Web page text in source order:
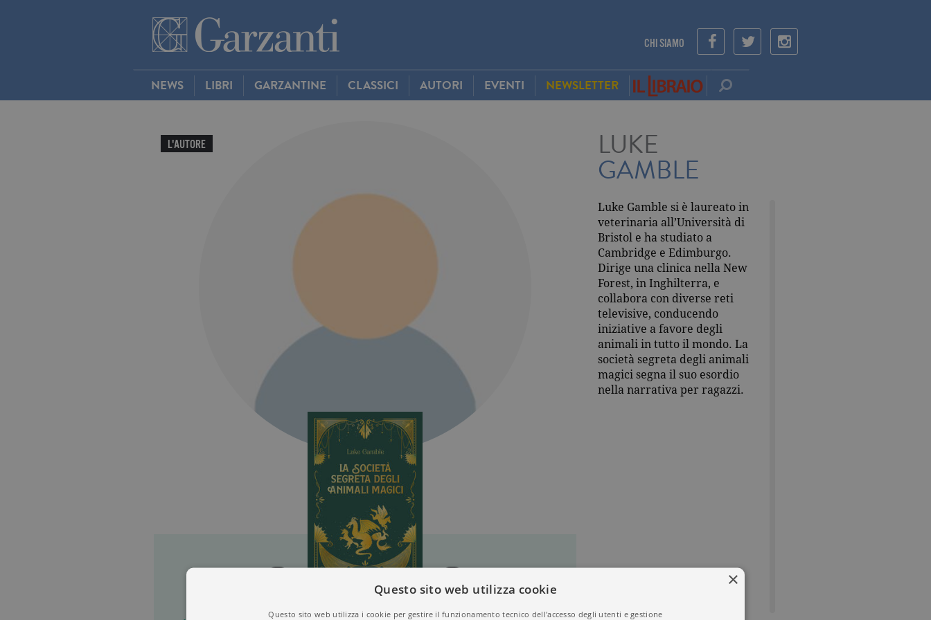
CHI SIAMO
NEWS LIBRI GARZANTINE CLASSICI AUTORI EVENTI NEWSLETTER
L'AUTORE LUKE
GAMBLE
Luke Gamble si è laureato in
veterinaria all’Università di
Bristol e ha studiato a
Cambridge e Edimburgo.
Dirige una clinica nella New
Forest, in Inghilterra, e
collabora con diverse reti
televisive, conducendo
iniziative a favore degli
animali in tutto il mondo. La
società segreta degli animali
magici segna il suo esordio
nella narrativa per ragazzi.
×
Questo sito web utilizza cookie
Questo sito web utilizza i cookie per gestire il funzionamento tecnico dell'accesso degli utenti e gestione